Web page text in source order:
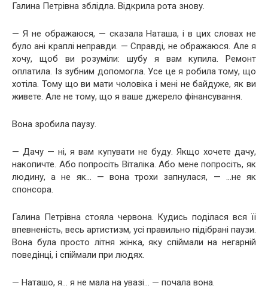
Галина Петрівна зблідла. Відкрила рота знову.
— Я не ображаюся, — сказала Наташа, і в цих словах не
було ані краплі неправди. — Справді, не ображаюся. Але я
хочу, щоб ви розуміли: шубу я вам купила. Ремонт
оплатила. Із зубним допомогла. Усе це я робила тому, що
хотіла. Тому що ви мати чоловіка і мені не байдуже, як ви
живете. Але не тому, що я ваше джерело фінансування.
Вона зробила паузу.
— Дачу — ні, я вам купувати не буду. Якщо хочете дачу,
накопичте. Або попросіть Віталіка. Або мене попросіть, як
людину, а не як… — вона трохи запнулася, — …не як
спонсора.
Галина Петрівна стояла червона. Кудись поділася вся її
впевненість, весь артистизм, усі правильно підібрані паузи.
Вона була просто літня жінка, яку спіймали на негарній
поведінці, і спіймали при людях.
— Наташо, я… я не мала на увазі… — почала вона.